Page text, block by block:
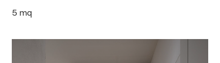
5 mq